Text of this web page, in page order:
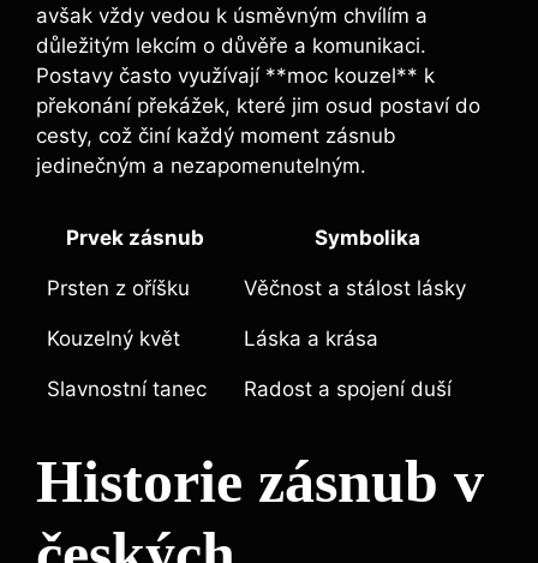
avšak vždy vedou k úsměvným chvílím a
důležitým lekcím o důvěře a komunikaci.
Postavy často využívají **moc kouzel** k
překonání překážek, které jim osud postaví do
cesty, což činí každý moment zásnub
jedinečným a nezapomenutelným.
Prvek zásnub Symbolika
Prsten z oříšku Věčnost a stálost lásky
Kouzelný květ Láska a krása
Slavnostní tanec Radost a spojení duší
Historie zásnub v